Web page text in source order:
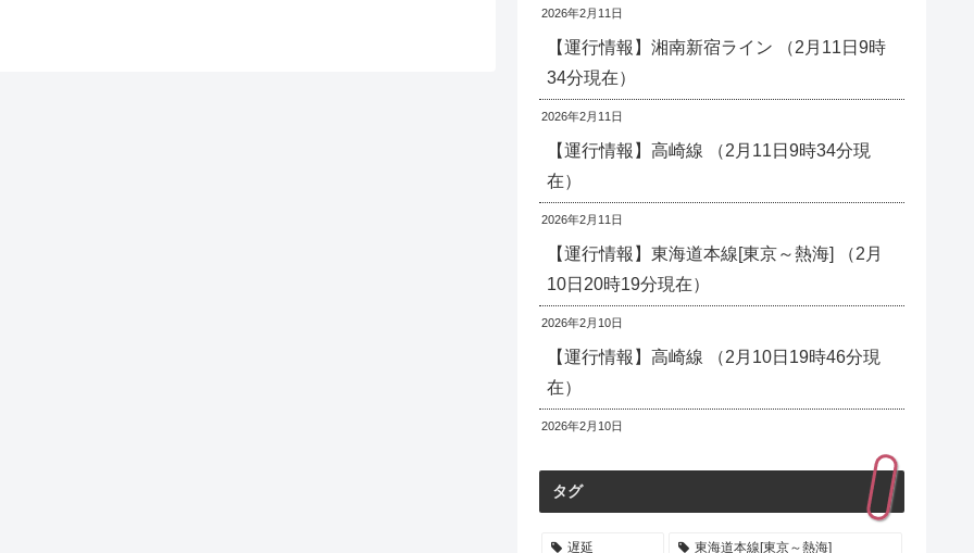
2026年2月11日
【運行情報】湘南新宿ライン （2月11日9時
34分現在）
2026年2月11日
【運行情報】高崎線 （2月11日9時34分現
在）
2026年2月11日
【運行情報】東海道本線[東京～熱海] （2月
10日20時19分現在）
2026年2月10日
【運行情報】高崎線 （2月10日19時46分現
在）
2026年2月10日
タグ
遅延 東海道本線[東京～熱海]